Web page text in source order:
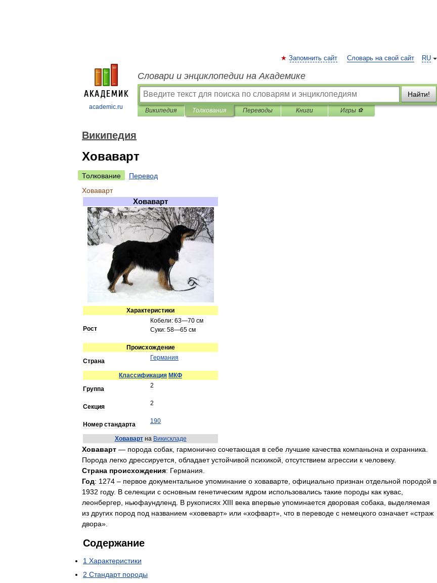
academic.ru
RU
Запомнить сайт Словарь на свой сайт
Словари и энциклопедии на Академике
Найти!
Википедия Толкования Переводы Книги Игры ⚽
Википедия
Ховаварт
Толкование
Перевод
Ховаварт
Ховаварт
Характеристики
Рост
Кобели: 63—70 см
Суки: 58—65 см
Происхождение
Страна
Германия
Классификация МКФ
Группа
2
Секция 2
Номер стандарта 190
Ховаварт на Викискладе
Ховаварт — порода собак гармонично сочетающая в себе лучшие качества компаньона и охранника
Порода легко дрессируется обладает устойчивой психикой отсутствием агрессии к человеку.
Страна происхождения: Германия
Год: 1274 – первое документальное упоминание о ховаварте официально признан отдельной породой в
1932 году. В селекции с основным генетическим ядром использовались такие породы как кувас
леонбергер ньюфаундленд В рукописях XIII века впервые упоминается дворовая собака
выделяемая
из других пород под названием «ховеварт» или «хофварт», что в переводе с немецкого означает«страж
двора».
Содержание
1 Характеристики
2 Стандарт породы